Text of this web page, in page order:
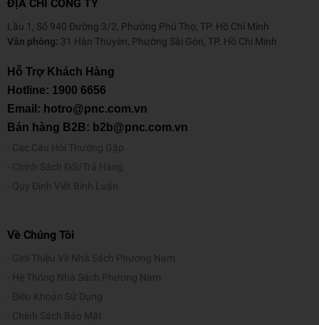
ĐỊA CHỈ CÔNG TY
Lầu 1, Số 940 Đường 3/2, Phường Phú Thọ, TP. Hồ Chí Minh
Văn phòng: 31 Hàn Thuyên, Phường Sài Gòn, TP. Hồ Chí Minh
Hỗ Trợ Khách Hàng
Hotline: 1900 6656
Email: hotro@pnc.com.vn
Bán hàng B2B: b2b@pnc.com.vn
Các Câu Hỏi Thường Gặp
Chính Sách Đổi/Trả Hàng
Quy Định Viết Bình Luận
Về Chúng Tôi
Giới Thiệu Về Nhà Sách Phương Nam
Hệ Thống Nhà Sách Phương Nam
Điều Khoản Sử Dụng
Chính Sách Bảo Mật